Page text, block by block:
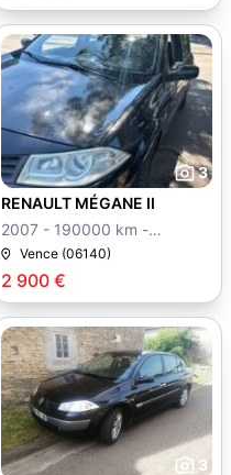
3
2 900 €
RENAULT MÉGANE II
2007 - 190000 km -
Manuelle
Vence (06140)
3